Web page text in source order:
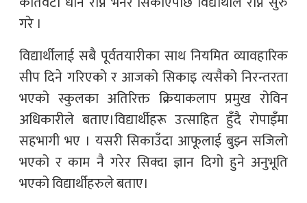
गरे ।
विद्यार्थीलाई सबै पूर्वतयारीका साथ नियमित व्यावहारिक
सीप दिने गरिएको र आजको सिकाइ त्यसैको निरन्तरता
भएको स्कुलका अतिरिक्त क्रियाकलाप प्रमुख रोविन
अधिकारीले बताए।विद्यार्थीहरू उत्साहित हुँदै रोपाइँमा
सहभागी भए । यसरी सिकाउँदा आफूलाई बुझ्न सजिलो
भएको र काम नै गरेर सिक्दा ज्ञान दिगो हुने अनुभूति
भएको विद्यार्थीहरुले बताए।